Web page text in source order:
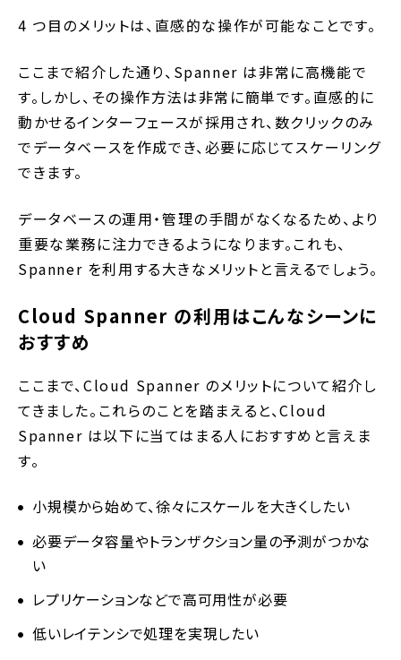
4 つ目のメリットは、直感的な操作が可能なことです。
ここまで紹介した通り、Spanner は非常に高機能で
す。しかし、その操作方法は非常に簡単です。直感的に
動かせるインターフェースが採用され、数クリックのみ
でデータベースを作成でき、必要に応じてスケーリング
できます。
データベースの運用・管理の手間がなくなるため、より
重要な業務に注力できるようになります。これも、
Spanner を利用する大きなメリットと言えるでしょう。
Cloud Spanner の利用はこんなシーンに
おすすめ
ここまで、Cloud Spanner のメリットについて紹介し
てきました。これらのことを踏まえると、Cloud
Spanner は以下に当てはまる人におすすめと言えま
す。
小規模から始めて、徐々にスケールを大きくしたい
必要データ容量やトランザクション量の予測がつかな
い
レプリケーションなどで高可用性が必要
低いレイテンシで処理を実現したい